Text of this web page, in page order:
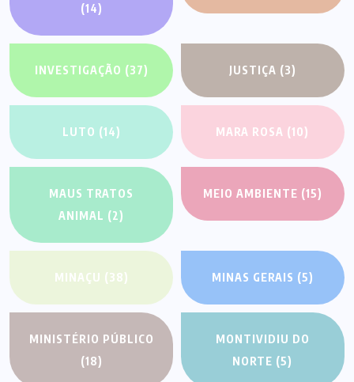
(14)
INVESTIGAÇÃO (37) JUSTIÇA (3)
LUTO (14) MARA ROSA (10)
MAUS TRATOS
ANIMAL (2)
MEIO AMBIENTE (15)
MINAÇU (38) MINAS GERAIS (5)
MINISTÉRIO PÚBLICO
(18)
MONTIVIDIU DO
NORTE (5)